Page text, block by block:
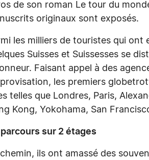
de son roman Le tour du
originaux sont exposés.
les milliers de touristes qui
Suisses et Suissesses se
Faisant appel à des
les premiers
telles que Londres, Paris,
Kong, Yokohama, San
parcours sur 2 étages
chemin, ils ont amassé des